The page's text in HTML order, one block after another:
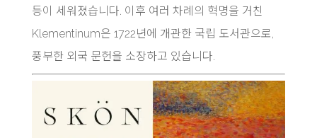
등이 세워졌습니다. 이후 여러 차례의 혁명을 거친
Klementinum은 1722년에 개관한 국립 도서관으로,
풍부한 외국 문헌을 소장하고 있습니다.